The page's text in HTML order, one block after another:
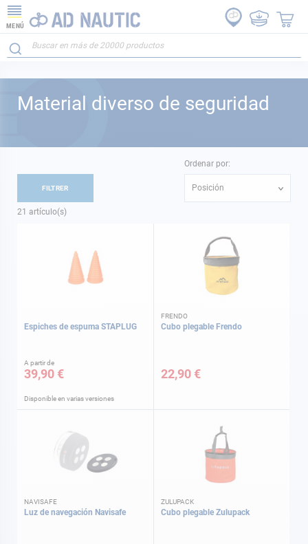
MENÚ
Material diverso de seguridad
21 artículo(s)
Ordenar por:
Posición
Espiches de espuma STAPLUG
A partir de
39,90 €
Disponible en varias versiones
FRENDO
Cubo plegable Frendo
22,90 €
NAVISAFE
Luz de navegación Navisafe
ZULUPACK
Cubo plegable Zulupack
FILTRER